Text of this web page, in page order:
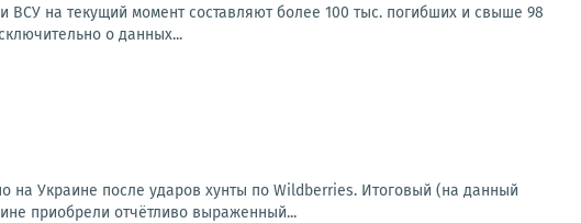
на текущий момент составляют более 100 тыс. погибших и свыше 98
о данных...
на Украине после ударов хунты по Wildberries. Итоговый (на данный
приобрели отчётливо выраженный...